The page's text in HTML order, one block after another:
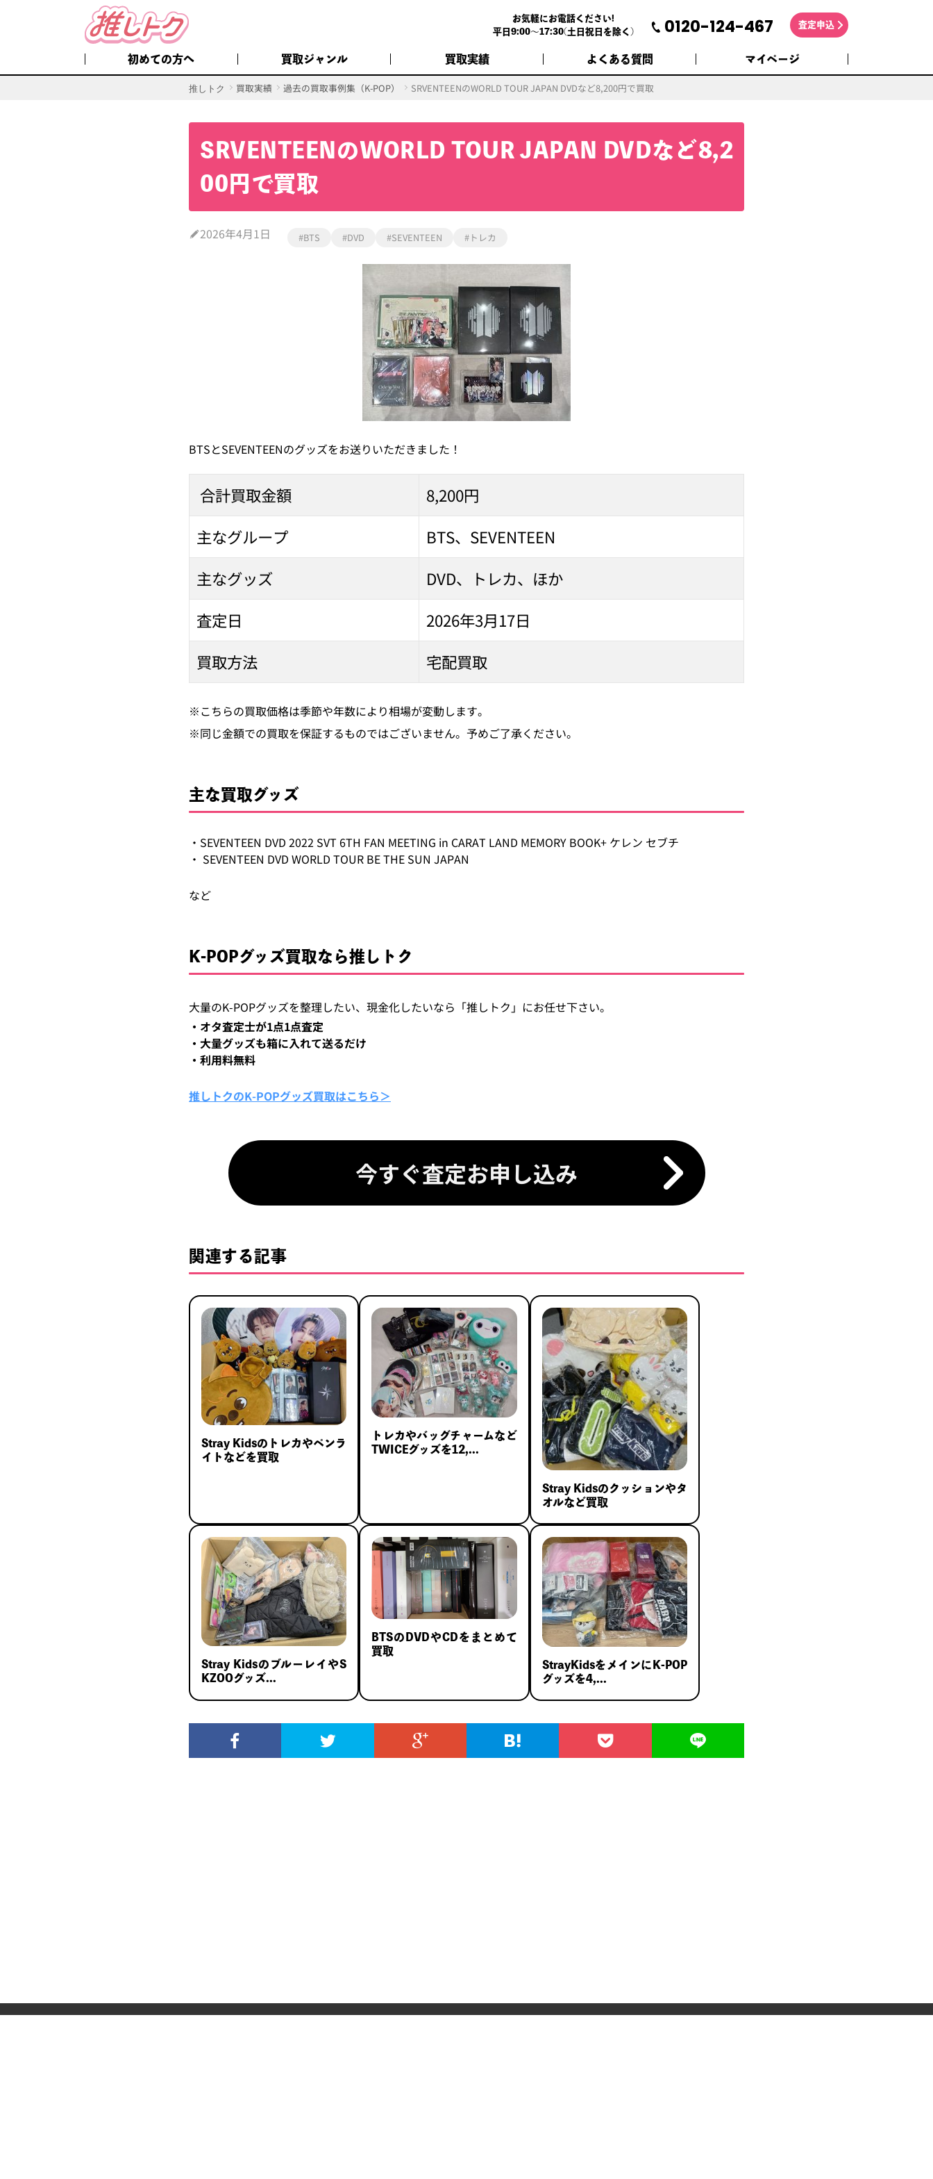
お気軽にお電話ください!
平日9:00～17:30(土日祝日を除く)
0120-124-467 査定申込
初めての方へ 買取ジャンル 買取実績 よくある質問 マイページ
推しトク 買取実績 過去の買取事例集（K-POP） SRVENTEENのWORLD TOUR JAPAN DVDなど8,200円で買取
SRVENTEENのWORLD TOUR JAPAN DVDなど8,2
00円で買取
2026年4月1日 #BTS #DVD #SEVENTEEN #トレカ
BTSとSEVENTEENのグッズをお送りいただきました！
合計買取金額
8,200円
主なグループ
BTS、SEVENTEEN
主なグッズ
DVD、トレカ、ほか
査定日
2026年3月17日
買取方法
宅配買取
※こちらの買取価格は季節や年数により相場が変動します。
※同じ金額での買取を保証するものではございません。予めご了承ください。
主な買取グッズ
・SEVENTEEN DVD 2022 SVT 6TH FAN MEETING in CARAT LAND MEMORY BOOK+ ケレン セブチ
・ SEVENTEEN DVD WORLD TOUR BE THE SUN JAPAN
など
K-POPグッズ買取なら推しトク
大量のK-POPグッズを整理したい、現金化したいなら「推しトク」にお任せ下さい。
・オタ査定士が1点1点査定
・大量グッズも箱に入れて送るだけ
・利用料無料
推しトクのK-POPグッズ買取はこちら＞
今すぐ査定お申し込み
関連する記事
Stray Kidsのトレカやペンラ
イトなどを買取
トレカやバッグチャームなど
TWICEグッズを12,...
Stray Kidsのクッションやタ
オルなど買取
Stray KidsのブルーレイやS
KZOOグッズ...
BTSのDVDやCDをまとめて
買取
StrayKidsをメインにK-POP
グッズを4,...